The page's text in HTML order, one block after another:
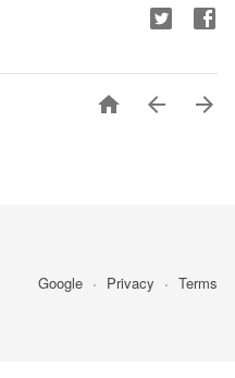
  
Google Privacy Terms